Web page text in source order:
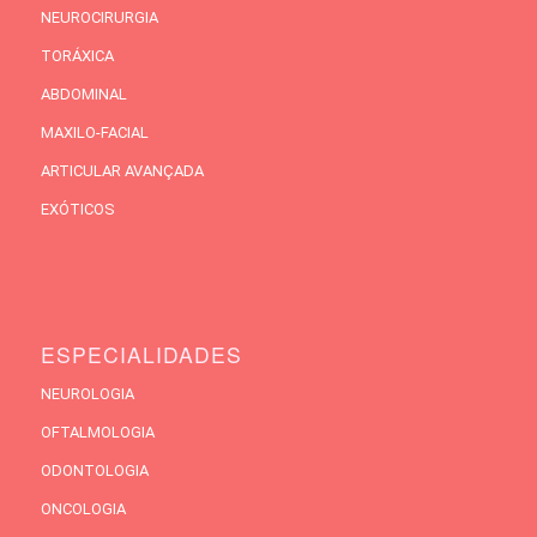
NEUROCIRURGIA
TORÁXICA
ABDOMINAL
MAXILO-FACIAL
ARTICULAR AVANÇADA
EXÓTICOS
ESPECIALIDADES
NEUROLOGIA
OFTALMOLOGIA
ODONTOLOGIA
ONCOLOGIA